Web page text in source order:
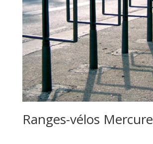
Ranges-vélos Mercure